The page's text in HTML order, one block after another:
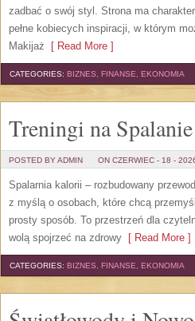
zadbać o swój styl. Strona ma
pełne kobiecych inspiracji, w którym
Makijaż [ Read More ]
CATEGORIES: BIZNES, FINANSE, EKONOMIA
Treningi na
POSTED BY ADMIN ON CZERWIEC - 18 -
Spalarnia kalorii – rozbudowany
z myślą o osobach, które chcą
prosty sposób. To przestrzeń dla
wolą spojrzeć na zdrowy [ Read More ]
CATEGORIES: BIZNES, FINANSE, EKONOMIA